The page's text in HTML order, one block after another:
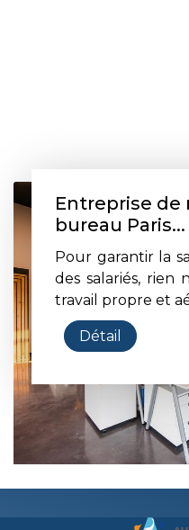
Entreprise de
bureau Paris...
Pour garantir la
des salariés, rien
travail propre et
Détail